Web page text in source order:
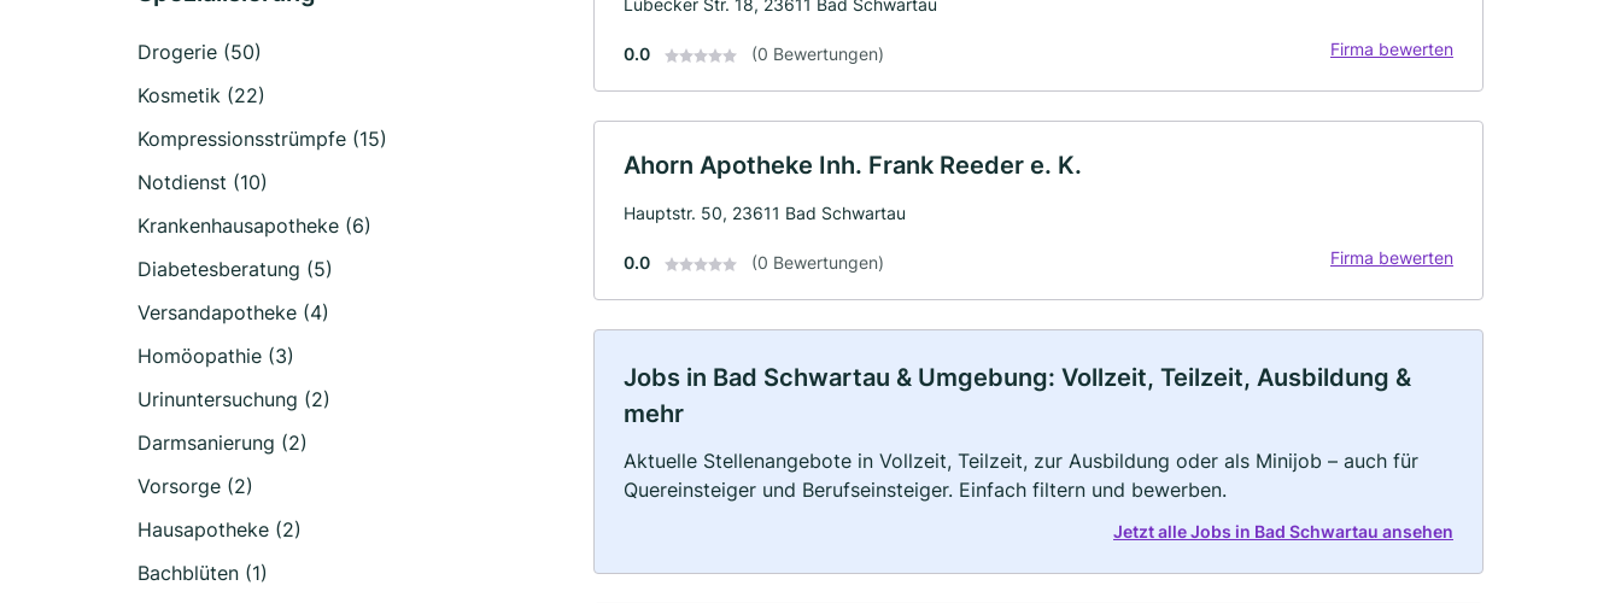
Drogerie (50)
Kosmetik (22)
Kompressionsstrümpfe (15)
Notdienst (10)
Krankenhausapotheke (6)
Diabetesberatung (5)
Versandapotheke (4)
Homöopathie (3)
Urinuntersuchung (2)
Darmsanierung (2)
Vorsorge (2)
Hausapotheke (2)
Bachblüten (1)
Lübecker Str. 18, 23611 Bad Schwartau
0.0 (0 Bewertungen) Firma bewerten
Ahorn Apotheke Inh. Frank Reeder e. K.
Hauptstr. 50, 23611 Bad Schwartau
0.0 (0 Bewertungen) Firma bewerten
Jobs in Bad Schwartau & Umgebung: Vollzeit, Teilzeit, Ausbildung &
mehr
Aktuelle Stellenangebote in Vollzeit, Teilzeit, zur Ausbildung oder als Minijob – auch für
Quereinsteiger und Berufseinsteiger. Einfach filtern und bewerben.
Jetzt alle Jobs in Bad Schwartau ansehen